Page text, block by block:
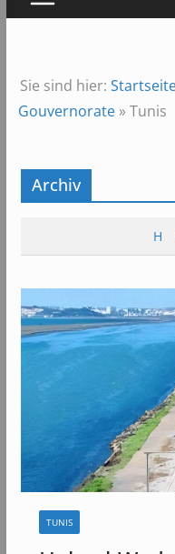
Sie sind hier:
Gouvernorate»Tunis
Archiv
H
TUNIS